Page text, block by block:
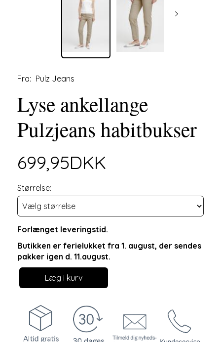
Fra: Pulz Jeans
Lyse ankellange
Pulzjeans habitbukser
699,95DKK
Størrelse:
Forlænget leveringstid.
Butikken er ferielukket fra 1. august, der sendes
pakker igen d. 11.august.
Læg i kurv